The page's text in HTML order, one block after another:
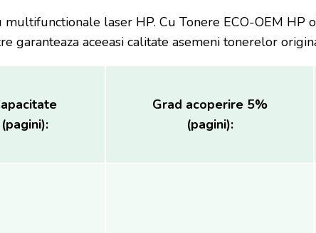
laser HP. Cu Tonere ECO-OEM HP
garanteaza aceeasi calitate asemeni tonerelor
(pagini):
Grad acoperire 5%
(pagini):